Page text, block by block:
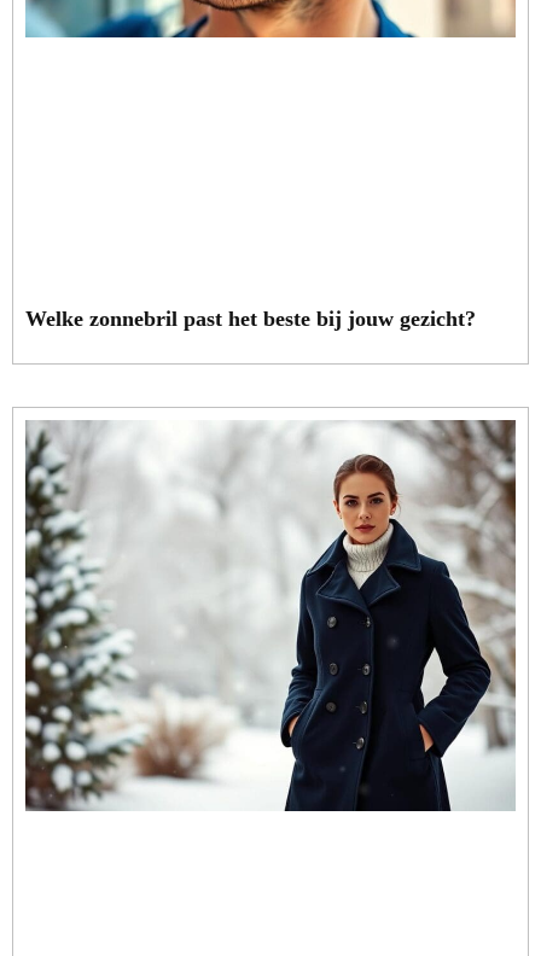
Welke zonnebril past het beste bij jouw gezicht?